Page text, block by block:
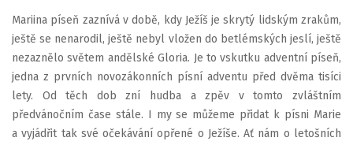
Mariina píseň zaznívá v době, kdy Ježíš je skrytý lidským zrakům,
ještě se nenarodil, ještě nebyl vložen do betlémských jeslí, ještě
nezaznělo světem andělské Gloria. Je to vskutku adventní píseň,
jedna z prvních novozákonních písní adventu před dvěma tisíci
lety. Od těch dob zní hudba a zpěv v tomto zvláštním
předvánočním čase stále. I my se můžeme přidat k písni Marie
a vyjádřit tak své očekávání opřené o Ježíše. Ať nám o letošních